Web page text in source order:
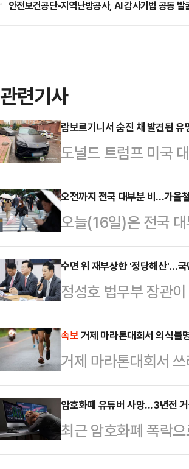
안전보건공단-지역난방공사, AI 감사기법 공동
관련기사
람보르기니서 숨진 채 발견된
도널드 트럼프 미국
데 우크라이나에서
14일(현지시간) 글로
이나 경찰은 콘스탄
르기니 차량 안에서
리치의 시신 옆에서
"갈리치가 며칠 전 '
말했고, 작별 인사와
오전까지 전국 대부분 비...가을
오늘(16일)은 전국
청은 서해상에서 동
서 오전까지 전국 대
주, 충청권, 남부지
곳이 있겠다. 강수 지
동해안·북동산지를
해안·북동산지는 밤
▲제주 20~70㎜
수면 위 재부상한 '정당해산'…국
정성호 법무부 장관
면서 논란이 확산되
파 정청래 더불어민
한 압박 강도가 높아
적이지 못하다고 비
뤄지려면 선제돼야
의 실책으로 인해 이
하며 맞대응에 나설
속보거제 마라톤대회서 의식
거제 마라톤대회서
암호화폐 유튜버 사망...3년전
최근 암호화폐 폭락
연달아 일어난 암호